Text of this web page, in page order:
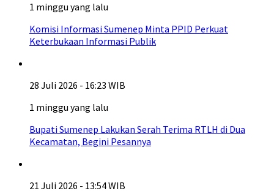
1 minggu yang lalu
Komisi Informasi Sumenep Minta PPID Perkuat
Keterbukaan Informasi Publik
28 Juli 2026 - 16:23 WIB
1 minggu yang lalu
Bupati Sumenep Lakukan Serah Terima RTLH di Dua
Kecamatan, Begini Pesannya
21 Juli 2026 - 13:54 WIB